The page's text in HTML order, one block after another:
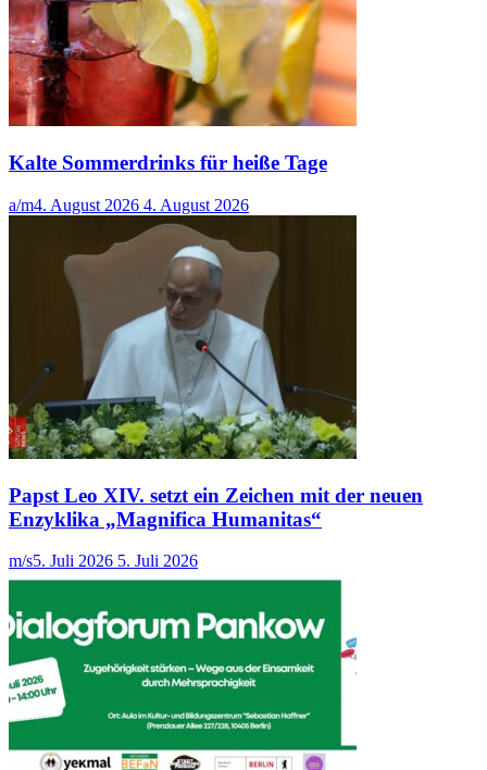
Kalte Sommerdrinks für heiße Tage
a/m4. August 2026 4. August 2026
Papst Leo XIV. setzt ein Zeichen mit der neuen
Enzyklika „Magnifica Humanitas“
m/s5. Juli 2026 5. Juli 2026